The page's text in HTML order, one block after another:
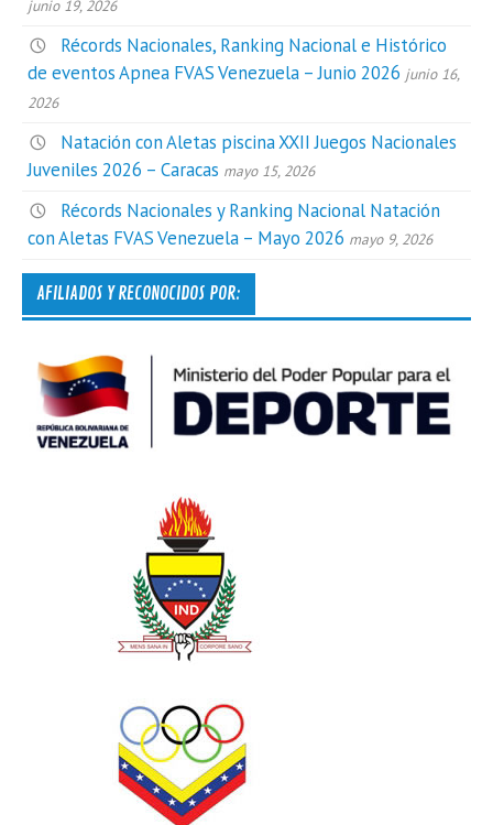
junio 19, 2026
Récords Nacionales, Ranking Nacional e Histórico
de eventos Apnea FVAS Venezuela – Junio 2026 junio 16,
2026
Natación con Aletas piscina XXII Juegos Nacionales
Juveniles 2026 – Caracas mayo 15, 2026
Récords Nacionales y Ranking Nacional Natación
con Aletas FVAS Venezuela – Mayo 2026 mayo 9, 2026
AFILIADOS Y RECONOCIDOS POR: